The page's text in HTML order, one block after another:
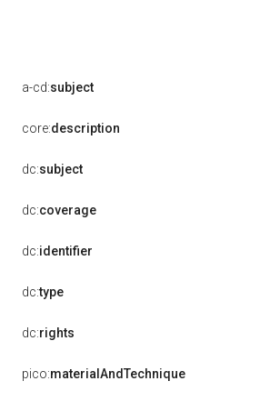
a-cd:subject
core:description
dc:subject
dc:coverage
dc:identifier
dc:type
dc:rights
pico:materialAndTechnique